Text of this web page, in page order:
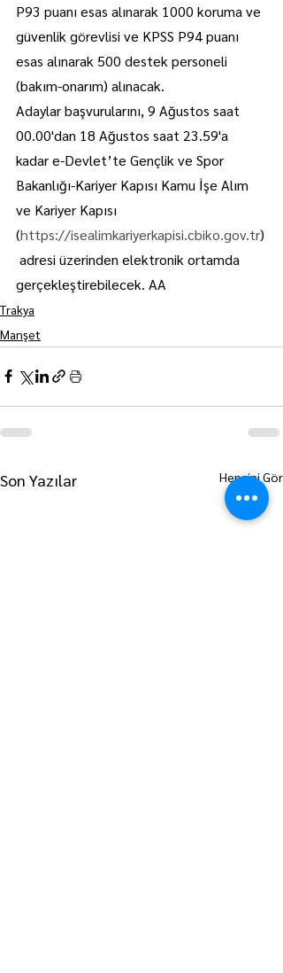
P93 puanı esas alınarak 1000 koruma ve
güvenlik görevlisi ve KPSS P94 puanı
esas alınarak 500 destek personeli
(bakım-onarım) alınacak.
Adaylar başvurularını, 9 Ağustos saat
00.00'dan 18 Ağustos saat 23.59'a
kadar e-Devlet’te Gençlik ve Spor
Bakanlığı-Kariyer Kapısı Kamu İşe Alım
ve Kariyer Kapısı
(https://isealimkariyerkapisi.cbiko.gov.tr)
adresi üzerinden elektronik ortamda
gerçekleştirebilecek. AA
Trakya
Manşet
Son Yazılar Hepsini Gör